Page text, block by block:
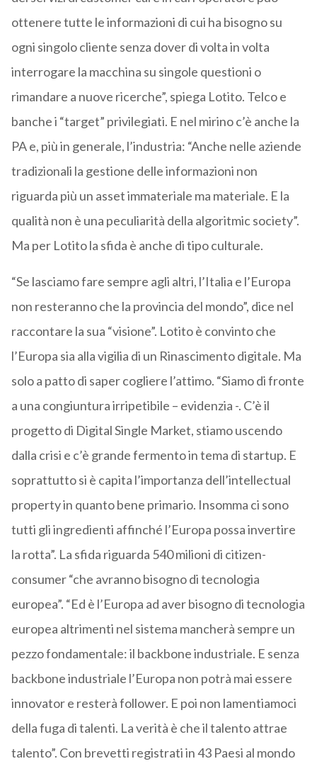
ottenere tutte le informazioni di cui ha bisogno su
ogni singolo cliente senza dover di volta in volta
interrogare la macchina su singole questioni o
rimandare a nuove ricerche”, spiega Lotito. Telco e
banche i “target” privilegiati. E nel mirino c’è anche la
PA e, più in generale, l’industria: “Anche nelle aziende
tradizionali la gestione delle informazioni non
riguarda più un asset immateriale ma materiale. E la
qualità non è una peculiarità della algoritmic society”.
Ma per Lotito la sfida è anche di tipo culturale.
“Se lasciamo fare sempre agli altri, l’Italia e l’Europa
non resteranno che la provincia del mondo”, dice nel
raccontare la sua “visione”. Lotito è convinto che
l’Europa sia alla vigilia di un Rinascimento digitale. Ma
solo a patto di saper cogliere l’attimo. “Siamo di fronte
a una congiuntura irripetibile – evidenzia -. C’è il
progetto di Digital Single Market, stiamo uscendo
dalla crisi e c’è grande fermento in tema di startup. E
soprattutto si è capita l’importanza dell’intellectual
property in quanto bene primario. Insomma ci sono
tutti gli ingredienti affinché l’Europa possa invertire
la rotta”. La sfida riguarda 540 milioni di citizen-
consumer “che avranno bisogno di tecnologia
europea”. “Ed è l’Europa ad aver bisogno di tecnologia
europea altrimenti nel sistema mancherà sempre un
pezzo fondamentale: il backbone industriale. E senza
backbone industriale l’Europa non potrà mai essere
innovator e resterà follower. E poi non lamentiamoci
della fuga di talenti. La verità è che il talento attrae
talento”. Con brevetti registrati in 43 Paesi al mondo